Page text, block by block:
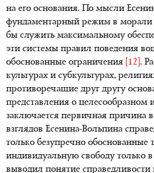
на его основания. По мысли
фундаментарный режим в морали
бы служить максимальному
эти системы правил поведения
обоснованные ограничения [12] .
культурах и субкультурах,
противоречащие друг другу
представления о целесообразном
заключается первичная причина
взглядов Есенина-Вольпина
только безупречно
индивидуальную свободу только
выводил понятие справедливости